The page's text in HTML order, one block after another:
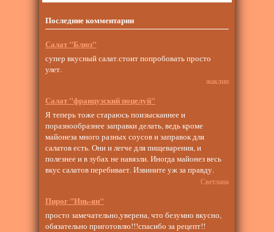
Последние комментарии
Салат "Блюз"
супер вкусный салат.стоит попробовать просто
улет.
жаклин
Салат "французский поцелуй"
Я теперь тоже стараюсь поизысканнее и
поразнообразнее заправки делать, ведь кроме
майонеза много разных соусов и заправок для
салатов есть. Они и легче для пищеварения, и
полезнее и в зубах не навязли. Иногда майонез весь
вкус салатов перебивает. Извините уж за правду.
Светлана
Пирог "Инь-ян"
просто замечательно,уверена, что безумно вкусно,
обязательно приготовлю!!!спасибо за рецепт!!